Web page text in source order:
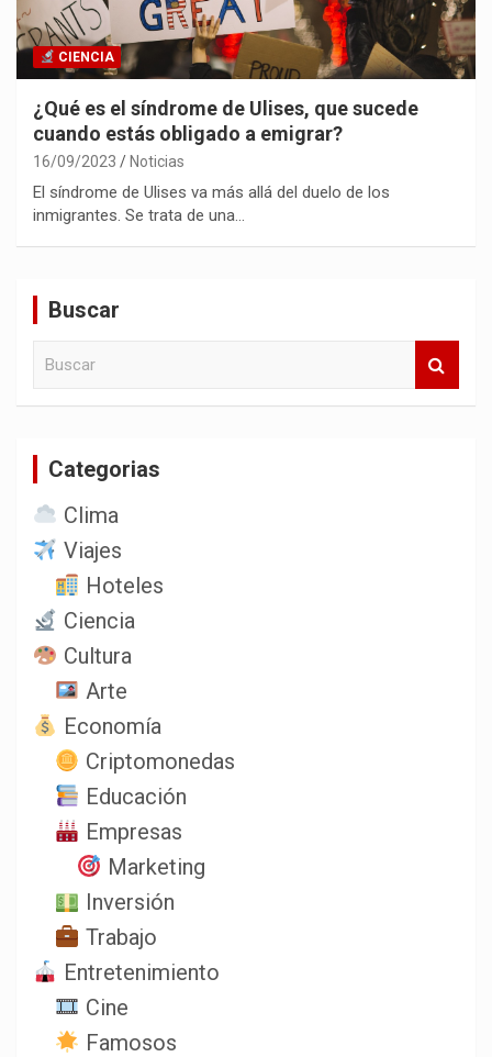
CIENCIA
¿Qué es el síndrome de Ulises, que sucede
cuando estás obligado a emigrar?
16/09/2023 Noticias
El síndrome de Ulises va más allá del duelo de los
inmigrantes. Se trata de una…
Buscar
Categorias
Clima
Viajes
Hoteles
Ciencia
Cultura
Arte
Economía
Criptomonedas
Educación
Empresas
Marketing
Inversión
Trabajo
Entretenimiento
Cine
Famosos